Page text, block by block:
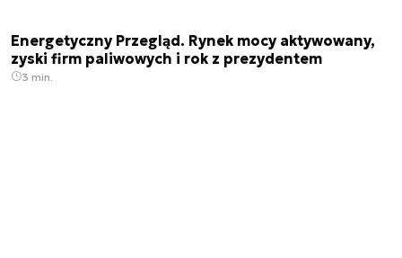
Energetyczny Przegląd. Rynek mocy aktywowany,
zyski firm paliwowych i rok z prezydentem
3 min.